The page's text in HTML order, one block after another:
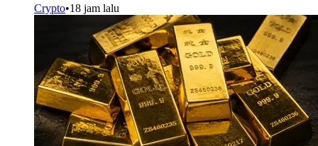
Crypto•18 jam lalu